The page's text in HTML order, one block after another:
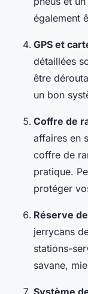
également
GPS et
détaillées
être
un bon
Coffre de
affaires en
coffre de
pratique.
protéger
Réserve
jerrycans
stations-
savane,
Système